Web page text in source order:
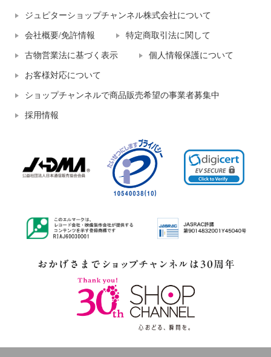
ジュピターショップチャンネル株式会社について
会社概要/免許情報 特定商取引法に関して
古物営業法に基づく表示 個人情報保護について
お客様対応について
ショップチャンネルで商品販売希望の事業者募集中
採用情報